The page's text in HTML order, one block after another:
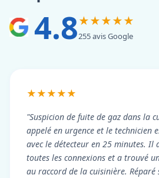
4.8★★★★★
255 avis Google
★★★★★
"Suspicion de fuite de gaz dans la
appelé en urgence et le technicien
avec le détecteur en 25 minutes. Il
toutes les connexions et a trouvé
au raccord de la cuisinière. Réparé